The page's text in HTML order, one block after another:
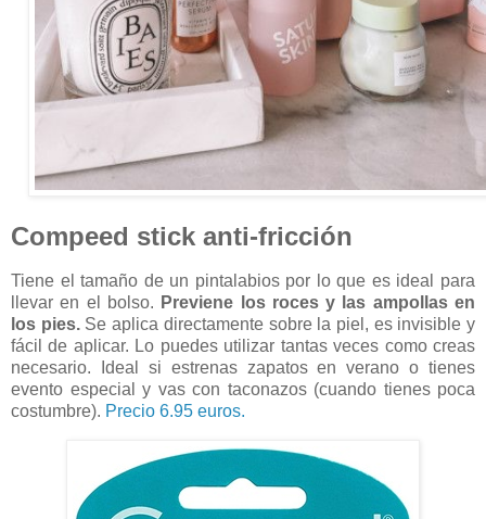
Compeed stick anti-fricción
Tiene el tamaño de un pintalabios por lo que es ideal para
llevar en el bolso. Previene los roces y las ampollas en
los pies.Se aplica directamente sobre la piel, es invisible y
fácil de aplicar. Lo puedes utilizar tantas veces como creas
necesario. Ideal si estrenas zapatos en verano o tienes
evento especial y vas con taconazos (cuando tienes poca
costumbre). Precio 6.95 euros.